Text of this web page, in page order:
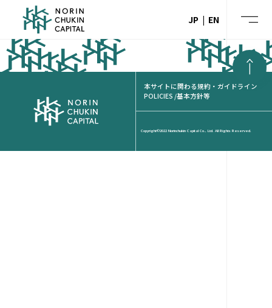
JP EN
A biotech company producing rare plant-derived compounds via
microbial fermentation.
本サイトに関わる規約・ガイドライン
POLICIES /基本方針等
Copyright©2022 Norinchukin Capital Co., Ltd. All Rights Reserved.